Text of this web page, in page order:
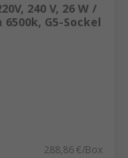
240 V, 26 W /
G5-Sockel
288,86 €/Box